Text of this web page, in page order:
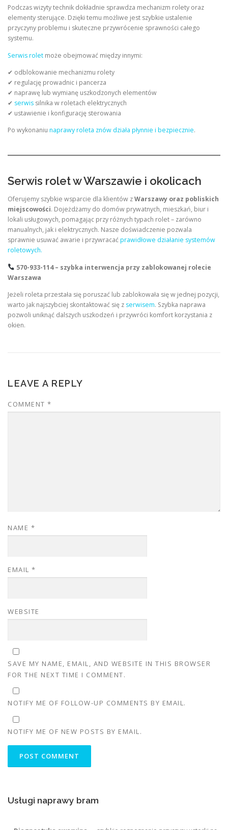
Podczas wizyty technik dokładnie sprawdza mechanizm rolety oraz
elementy sterujące. Dzięki temu możliwe jest szybkie ustalenie
przyczyny problemu i skuteczne przywrócenie sprawności całego
systemu.
Serwis rolet może obejmować między innymi:
✔ odblokowanie mechanizmu rolety
✔ regulację prowadnic i pancerza
✔ naprawę lub wymianę uszkodzonych elementów
✔ serwis silnika w roletach elektrycznych
✔ ustawienie i konfigurację sterowania
Po wykonaniu naprawy roleta znów działa płynnie i bezpiecznie.
Serwis rolet w Warszawie i okolicach
Oferujemy szybkie wsparcie dla klientów zWarszawy oraz pobliskich
miejscowości. Dojeżdżamy do domów prywatnych, mieszkań, biur i
lokali usługowych, pomagając przy różnych typach rolet – zarówno
manualnych, jak i elektrycznych. Nasze doświadczenie pozwala
sprawnie usuwać awarie i przywracaćprawidłowe działanie systemów
roletowych.
570-933-114 – szybka interwencja przy zablokowanej rolecie
Warszawa
Jeżeli roleta przestała się poruszać lub zablokowała się w jednej pozycji,
warto jak najszybciej skontaktować się z serwisem. Szybka naprawa
pozwoli uniknąć dalszych uszkodzeń i przywróci komfort korzystania z
okien.
LEAVE A REPLY
COMMENT *
NAME *
EMAIL *
WEBSITE
SAVE MY NAME, EMAIL, AND WEBSITE IN THIS BROWSER
FOR THE NEXT TIME I COMMENT.
NOTIFY ME OF FOLLOW-UP COMMENTS BY EMAIL.
NOTIFY ME OF NEW POSTS BY EMAIL.
Usługi naprawy bram